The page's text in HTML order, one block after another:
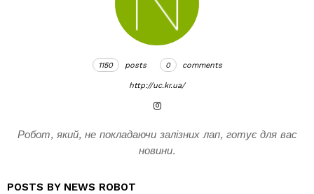
1150 posts 0 comments
http://uc.kr.ua/
Робот, який, не покладаючи залізних лап, готує для вас
новини.
POSTS BY NEWS ROBOT